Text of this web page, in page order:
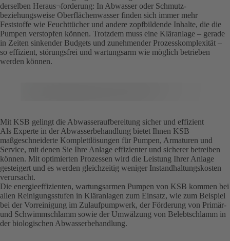
derselben Heraus¬forderung: In Abwasser oder Schmutz-
beziehungsweise Oberflächenwasser finden sich immer mehr
Feststoffe wie Feuchttücher und andere zopfbildende Inhalte, die die
Pumpen verstopfen können. Trotzdem muss eine Kläranlage – gerade
in Zeiten sinkender Budgets und zunehmender Prozesskomplexität –
so effizient, störungsfrei und wartungsarm wie möglich betrieben
werden können.
Mit KSB gelingt die Abwasseraufbereitung sicher und effizient
Als Experte in der Abwasserbehandlung bietet Ihnen KSB
maßgeschneiderte Komplettlösungen für Pumpen, Armaturen und
Service, mit denen Sie Ihre Anlage effizienter und sicherer betreiben
können. Mit optimierten Prozessen wird die Leistung Ihrer Anlage
gesteigert und es werden gleichzeitig weniger Instand­haltungskosten
verursacht.
Die energieeffizienten, wartungsarmen Pumpen von KSB kommen bei
allen Reinigungs­stufen in Kläranlagen zum Einsatz, wie zum Beispiel
bei der Vorreinigung im Zulaufpumpwerk, der Förderung von Primär-
und Schwimmschlamm sowie der Umwälzung von Belebtschlamm in
der biologischen Abwasserbehandlung.